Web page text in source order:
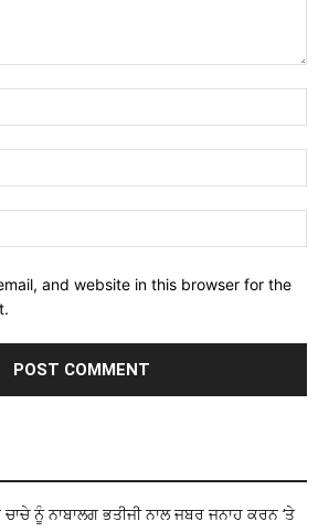
and website in this browser for the
ਚਾਚੇ ਨੂੰ ਨਾਬਾਲਗ ਭਤੀਜੀ ਨਾਲ ਜਬਰ ਜਨਾਹ ਕਰਨ ‘ਤੇ